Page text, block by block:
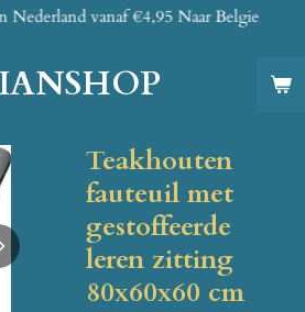
Nederland vanaf €4,95 Naar Belgie
Teakhouten
fauteuil met
gestoffeerde
leren zitting
80x60x60 cm